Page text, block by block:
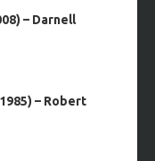
– Darnell
– Robert